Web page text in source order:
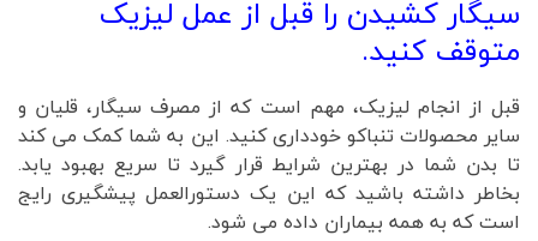
سیگار کشیدن را قبل از عمل لیزیک
متوقف کنید.
قبل از انجام لیزیک، مهم است که از مصرف سیگار، قلیان و
سایر محصولات تنباکو خودداری کنید. این به شما کمک می کند
تا بدن شما در بهترین شرایط قرار گیرد تا سریع بهبود یابد.
بخاطر داشته باشید که این یک دستورالعمل پیشگیری رایج
است که به همه بیماران داده می شود.